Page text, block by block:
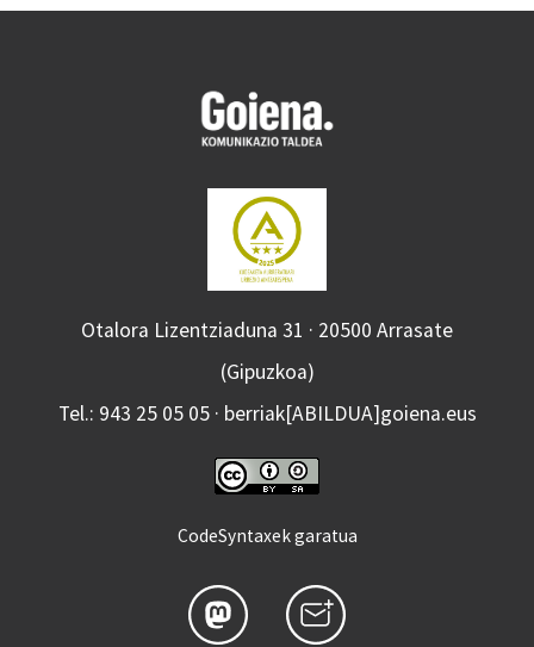
Otalora Lizentziaduna 31 · 20500 Arrasate
(Gipuzkoa)
Tel.: 943 25 05 05 · berriak[ABILDUA]goiena.eus
CodeSyntaxek garatua